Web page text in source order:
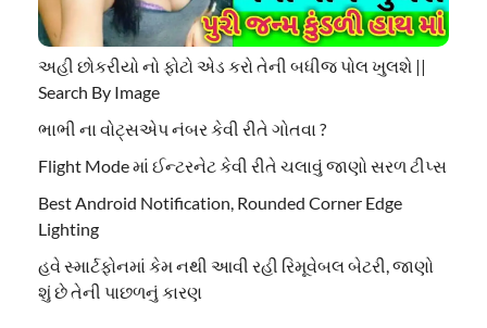
અહી છોકરીયો નો ફોટો એડ કરો તેની બધીજ પોલ ખુલશે ||
Search By Image
ભાભી ના વોટ્સએપ નંબર કેવી રીતે ગોતવા ?
Flight Mode માં ઈન્ટરનેટ કેવી રીતે ચલાવું જાણો સરળ ટીપ્સ
Best Android Notification, Rounded Corner Edge
Lighting
હવે સ્માર્ટફોનમાં કેમ નથી આવી રહી રિમૂવેબલ બેટરી, જાણો
શું છે તેની પાછળનું કારણ